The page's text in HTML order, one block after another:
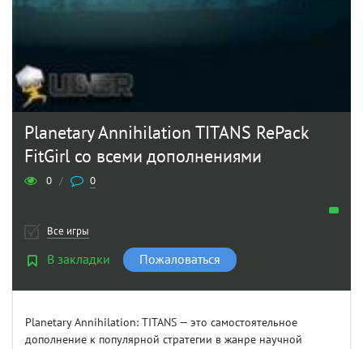
Planetary Annihilation TITANS RePack
FitGirl со всеми дополнениями
0 / 0
Все игры
В закладки Пожаловаться
Planetary Annihilation: TITANS — это самостоятельное
дополнение к популярной стратегии в жанре научной